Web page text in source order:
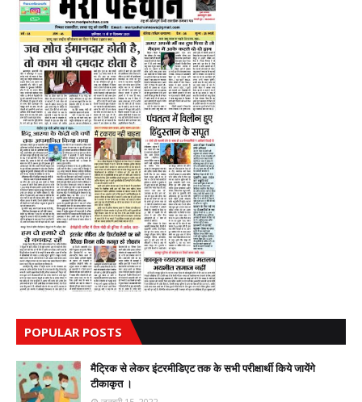
POPULAR POSTS
मैट्रिक से लेकर इंटरमीडिएट तक के सभी परीक्षार्थी किये जायेंगे
टीकाकृत ।